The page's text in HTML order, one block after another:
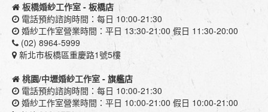
板橋婚紗工作室 - 板橋店
電話預約諮詢時間：每日 10:00-21:30
婚紗工作室營業時間：平日 13:30-21:00 假日 11:30-20:00
(02) 8964-5999
新北市板橋區重慶路1號5樓
桃園/中壢婚紗工作室 - 旗艦店
電話預約諮詢時間：每日 10:00-21:30
婚紗工作室營業時間：平日 10:00-21:00 假日 10:00-21:00